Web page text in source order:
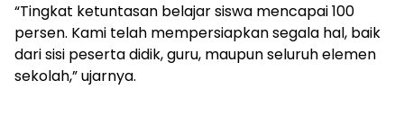
“Tingkat ketuntasan belajar siswa mencapai 100
persen. Kami telah mempersiapkan segala hal, baik
dari sisi peserta didik, guru, maupun seluruh elemen
sekolah,” ujarnya.